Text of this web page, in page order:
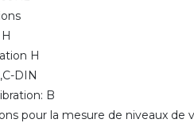
H
DIN
B
pour la mesure de niveaux de